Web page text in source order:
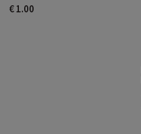
€ 1.00